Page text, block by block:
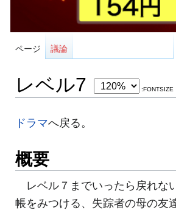
ページ 議論
レベル7 :FONTSIZE
ドラマへ戻る。
概要
レベル７までいったら戻れな
帳をみつける、失踪者の母の友